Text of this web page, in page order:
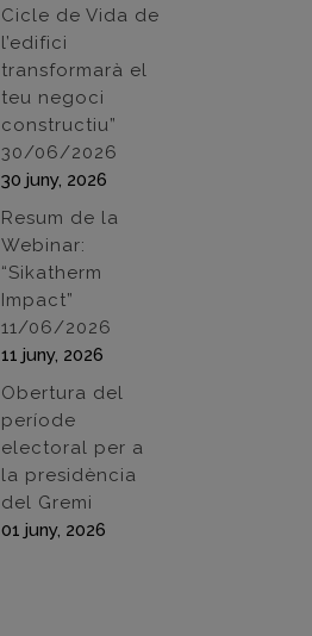
Cicle de Vida de
l’edifici
transformarà el
teu negoci
constructiu”
30/06/2026
30 juny, 2026
Resum de la
Webinar:
“Sikatherm
Impact”
11/06/2026
11 juny, 2026
Obertura del
període
electoral per a
la presidència
del Gremi
01 juny, 2026